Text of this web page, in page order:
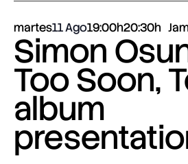
martes11 Ago19:00h20:30h
Simon
Too Soon,
album